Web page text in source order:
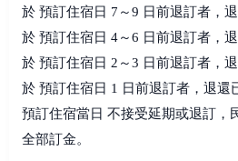
於 預訂住宿日 7～9 日前退訂者，
於 預訂住宿日 4～6 日前退訂者，
於 預訂住宿日 2～3 日前退訂者，
於 預訂住宿日 1 日前退訂者，退還
預訂住宿當日 不接受延期或退訂，
全部訂金。